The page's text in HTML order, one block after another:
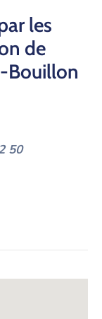
les
de
Bouillon
50